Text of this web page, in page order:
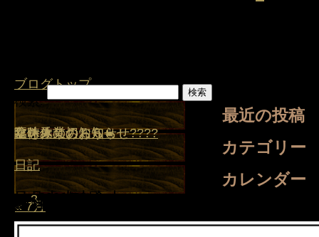
ブログトップ
検索:
最近の投稿
盆休みのお知らせ
夏を乗り切ろう☀️
臨時休業のお知らせ????
臨時休業のお知らせ
盆休み
カテゴリー
日記
カレンダー
2026年8月
日 月 火 水 木 金 土
« 7月
1
3
10
1617
2324
3031